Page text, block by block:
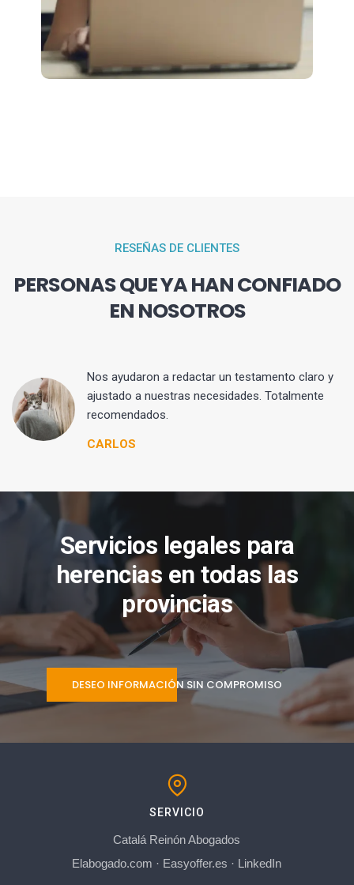
RESEÑAS DE CLIENTES
PERSONAS QUE YA HAN CONFIADO
EN NOSOTROS
Nos ayudaron a redactar un testamento claro y
ajustado a nuestras necesidades. Totalmente
recomendados.
CARLOS
Servicios legales para
herencias en todas las
provincias
DESEO INFORMACIÓN SIN COMPROMISO
SERVICIO
Catalá Reinón Abogados
Elabogado.com · Easyoffer.es · LinkedIn